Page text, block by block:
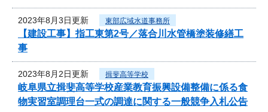
2023年8月3日更新 東部広域水道事務所
【建設工事】指工東第2号／落合川水管橋塗装修繕工
事
2023年8月2日更新 揖斐高等学校
岐阜県立揖斐高等学校産業教育振興設備整備に係る食
物実習室調理台一式の調達に関する一般競争入札公告